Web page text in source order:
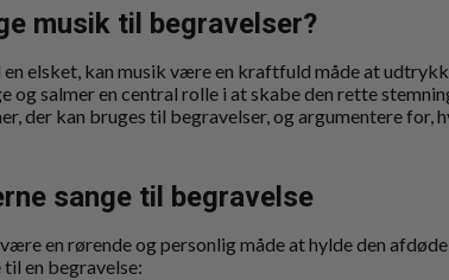
musik til begravelser?
elsket, kan musik være en kraftfuld måde at
og salmer en central rolle i at skabe den rette
der kan bruges til begravelser, og argumentere for,
sange til begravelse
en rørende og personlig måde at hylde den
til en begravelse: